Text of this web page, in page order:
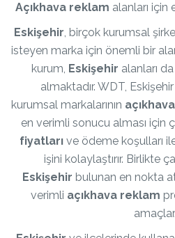
Açıkhava reklam alanları için
Eskişehir, birçok kurumsal
isteyen marka için önemli bir
kurum, Eskişehir alanları da
almaktadır. WDT,
kurumsal markalarının
en verimli sonucu alması için
fiyatlarıve ödeme koşulları
işini kolaylaştırır. Birlikte
Eskişehir bulunan en nokta
verimli açıkhava reklam
amaçlar.